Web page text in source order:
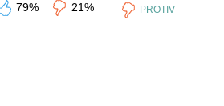
79% 21%
PROTIV